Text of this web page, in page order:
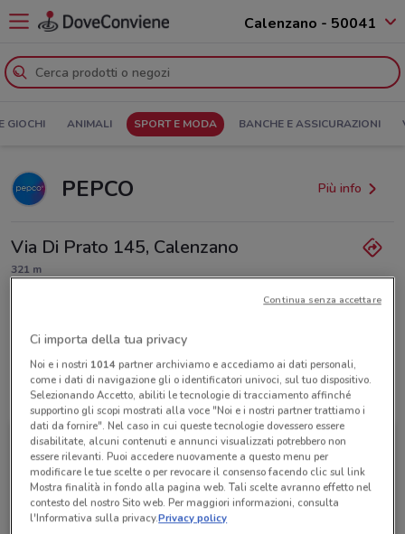
Calenzano - 50041
GIOCHI ANIMALI SPORT E MODA BANCHE E ASSICURAZIONI
PEPCO Più info
Via Di Prato 145, Calenzano
321 m
Martedì 09:00 / 20:00
Mercoledì 09:00 / 20:00
Giovedì 09:00 / 20:00
Venerdì 09:00 / 20:00
Sabato 09:00 / 20:00
Domenica 09:00 / 20:00
Tutte le promozioni di questo negozio
Ci importa della tua privacy
Noi e i nostri 1014partner archiviamo e accediamo ai dati personali,
come i dati di navigazione gli o identificatori univoci, sul tuo dispositivo.
Selezionando Accetto, abiliti le tecnologie di tracciamento affinché
supportino gli scopi mostrati alla voce "Noi e i nostri partner trattiamo i
dati da fornire". Nel caso in cui queste tecnologie dovessero essere
disabilitate, alcuni contenuti e annunci visualizzati potrebbero non
essere rilevanti. Puoi accedere nuovamente a questo menu per
modificare le tue scelte o per revocare il consenso facendo clic sul link
Mostra finalità in fondo alla pagina web. Tali scelte avranno effetto nel
contesto del nostro Sito web. Per maggiori informazioni, consulta
l'Informativa sulla privacy.Privacy policy
Continua senza accettare